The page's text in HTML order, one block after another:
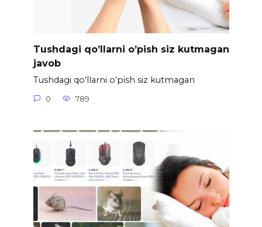
Tushdagi qo’llarni o’pish siz kutmagan
javob
Tushdagi qo’llarni o’pish siz kutmagan
0 789